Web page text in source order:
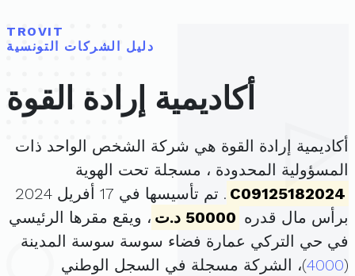
TROVIT
دليل الشركات التونسية
أكاديمية إرادة القوة
أكاديمية إرادة القوة هي شركة الشخص الواحد ذات
المسؤولية المحدودة ، مسجلة تحت الهوية
C09125182024
. تم تأسيسها في 17 أفريل 2024
برأس مال قدره 50000 د.ت
، ويقع مقرها الرئيسي
في حي التركي عمارة فضاء سوسة سوسة المدينة
(
4000)، الشركة مسجلة في السجل الوطني